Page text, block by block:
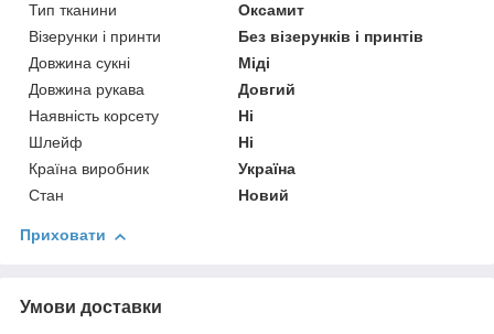
Тип тканини
Оксамит
Візерунки і принти
Без візерунків і принтів
Довжина сукні
Міді
Довжина рукава
Довгий
Наявність корсету
Ні
Шлейф
Ні
Країна виробник
Україна
Стан
Новий
Приховати
Умови доставки